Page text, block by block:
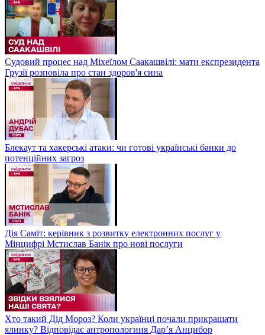
Судовий процес над Міхеїлом Саакашвілі: мати експрезидента
Грузії розповіла про стан здоров'я сина
Блекаут та хакерські атаки: чи готові українські банки до
потенційних загроз
Дія Саміт: керівник з розвитку електронних послуг у
Мінцифрі Мстислав Банік про нові послуги
Хто такий Дід Мороз? Коли українці почали прикрашати
ялинку? Відповідає антропологиня Дарʼя Анцибор